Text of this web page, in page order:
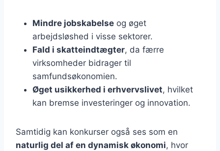
Mindre jobskabelse og øget
arbejdsløshed i visse sektorer.
Fald i skatteindtægter, da færre
virksomheder bidrager til
samfundsøkonomien.
Øget usikkerhed i erhvervslivet, hvilket
kan bremse investeringer og innovation.
Samtidig kan konkurser også ses som en
naturlig del af en dynamisk økonomi, hvor